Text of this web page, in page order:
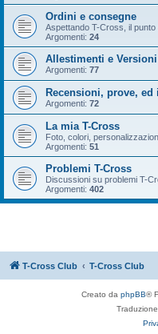
Ordini e consegne
Aspettando T-Cross, il
Argomenti: 24
Allestimenti e Versioni
Argomenti: 77
Recensioni, prove,
Argomenti: 72
La mia T-Cross
Foto, colori,
Argomenti: 51
Problemi T-Cross
Discussioni su problemi T-
Argomenti: 402
T-Cross Club T-Cross Club
Creato da phpBB®